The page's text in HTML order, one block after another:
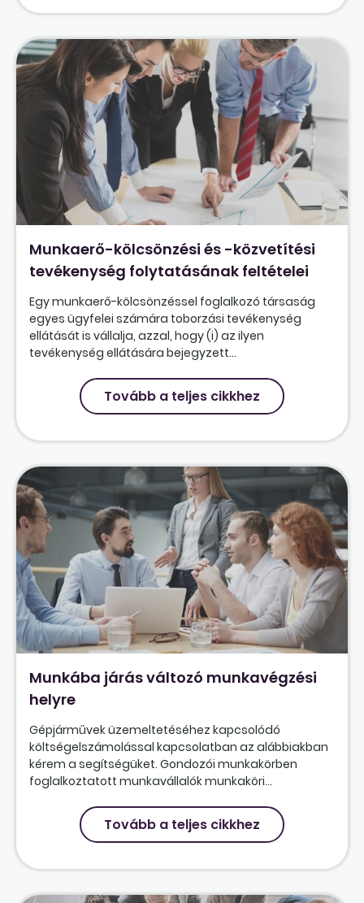
Munkaerő-kölcsönzési és -közvetítési
tevékenység folytatásának feltételei
Egy munkaerő-kölcsönzéssel foglalkozó társaság
egyes ügyfelei számára toborzási tevékenység
ellátását is vállalja, azzal, hogy (i) az ilyen
tevékenység ellátására bejegyzett...
Tovább a teljes cikkhez
Munkába járás változó munkavégzési
helyre
Gépjárművek üzemeltetéséhez kapcsolódó
költségelszámolással kapcsolatban az alábbiakban
kérem a segítségüket. Gondozói munkakörben
foglalkoztatott munkavállalók munkaköri...
Tovább a teljes cikkhez